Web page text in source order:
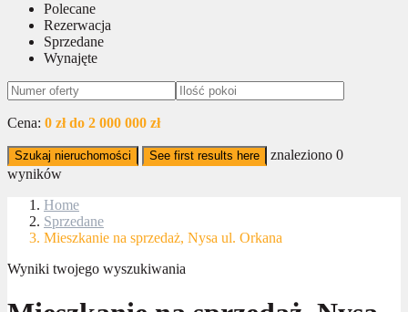
Polecane
Rezerwacja
Sprzedane
Wynajęte
Cena: 0 zł do 2 000 000 zł
Szukaj nieruchomości See first results here znaleziono 0
wyników
Home
Sprzedane
Mieszkanie na sprzedaż, Nysa ul. Orkana
Wyniki twojego wyszukiwania